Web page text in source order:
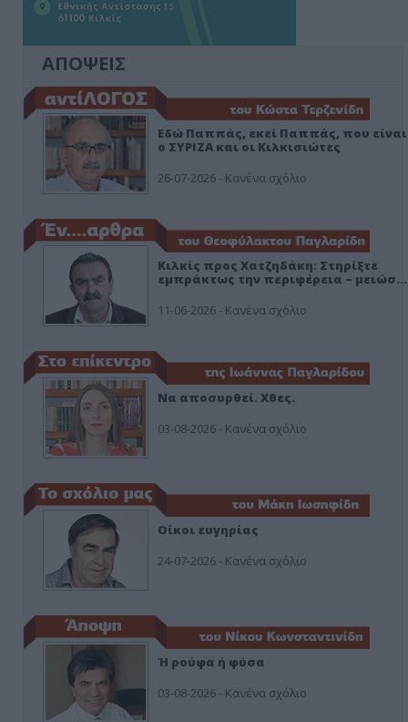
ΑΠΟΨΕΙΣ
Εδώ Παππάς, εκεί Παππάς, που είναι
ο ΣΥΡΙΖΑ και οι Κιλκισιώτες
26-07-2026 - Κανένα σχόλιο
Κιλκίς προς Χατζηδάκη: Στηρίξτε
εμπράκτως την περιφέρεια – μειώσ…
11-06-2026 - Κανένα σχόλιο
Να αποσυρθεί. Χθες.
03-08-2026 - Κανένα σχόλιο
Οίκοι ευγηρίας
24-07-2026 - Κανένα σχόλιο
Ή ρούφα ή φύσα
03-08-2026 - Κανένα σχόλιο